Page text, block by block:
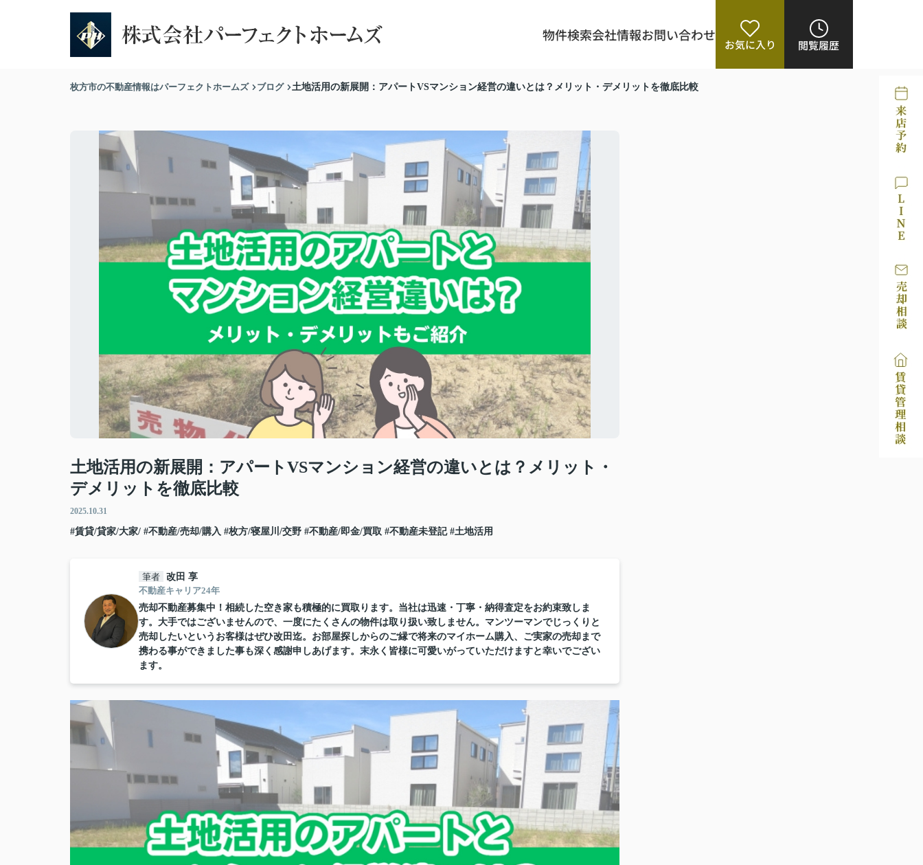
物件検索会社情報お問い合わせ
お気に入り 閲覧履歴
枚方市の不動産情報はパーフェクトホームズ ブログ 土地活用の新展開：アパートVSマンション経営の違いとは？メリット・デメリットを徹底比較
土地活用の新展開：アパートVSマンション経営の違いとは？メリット・
デメリットを徹底比較
2025.10.31
#賃貸/貸家/大家/ #不動産/売却/購入 #枚方/寝屋川/交野 #不動産/即金/買取 #不動産未登記 #土地活用
筆者 改田 享
不動産キャリア24年
売却不動産募集中！相続した空き家も積極的に買取ります。当社は迅速・丁寧・納得査定をお約束致しま
す。大手ではございませんので、一度にたくさんの物件は取り扱い致しません。マンツーマンでじっくりと
売却したいというお客様はぜひ改田迄。お部屋探しからのご縁で将来のマイホーム購入、ご実家の売却まで
携わる事ができました事も深く感謝申しあげます。末永く皆様に可愛いがっていただけますと幸いでござい
ます。